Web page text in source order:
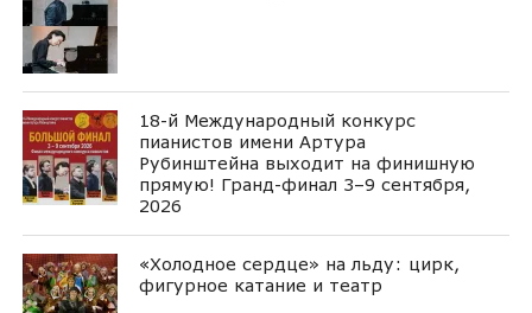
18-й Международный конкурс
пианистов имени Артура
Рубинштейна выходит на финишную
прямую! Гранд-финал 3–9 сентября,
2026
«Холодное сердце» на льду: цирк,
фигурное катание и театр